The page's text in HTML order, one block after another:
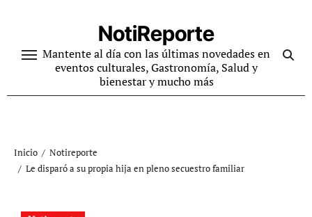
contenido
NotiReporte
Mantente al día con las últimas novedades en
eventos culturales, Gastronomía, Salud y
bienestar y mucho más
Inicio
Notireporte
Le disparó a su propia hija en pleno secuestro familiar